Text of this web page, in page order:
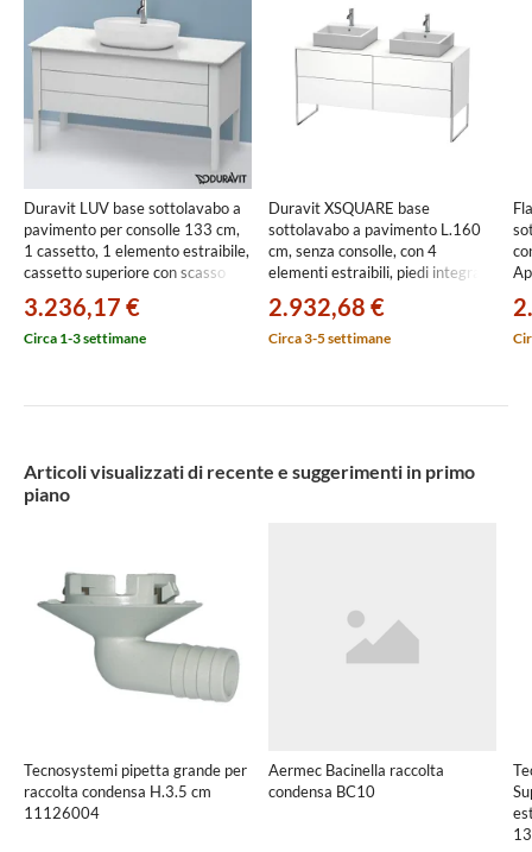
Duravit LUV base sottolavabo a
pavimento per consolle 133 cm,
1 cassetto, 1 elemento estraibile,
cassetto superiore con scasso
bianco finitura opaco
LU956603636
3.236,17 €
Circa 1-3 settimane
Duravit XSQUARE base
sottolavabo a pavimento L.160
cm, senza consolle, con 4
elementi estraibili, piedi integrati
finitura opaco XS4927B1818
2.932,68 €
Circa 3-5 settimane
Articoli visualizzati di recente e suggerimenti in primo
piano
Tecnosystemi pipetta grande per
raccolta condensa H.3.5 cm
11126004
Aermec Bacinella raccolta
condensa BC10